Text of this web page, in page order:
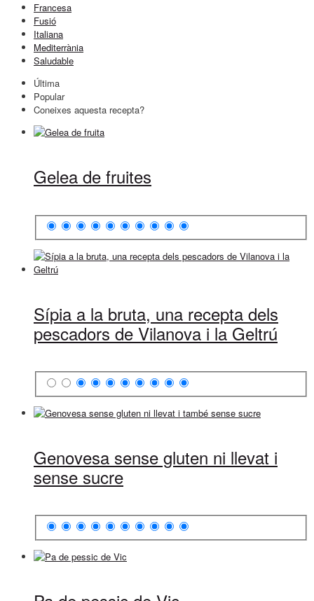
Francesa
Fusió
Italiana
Mediterrània
Saludable
Última
Popular
Coneixes aquesta recepta?
Gelea de fruites
Sípia a la bruta, una recepta dels
pescadors de Vilanova i la Geltrú
Genovesa sense gluten ni llevat i
sense sucre